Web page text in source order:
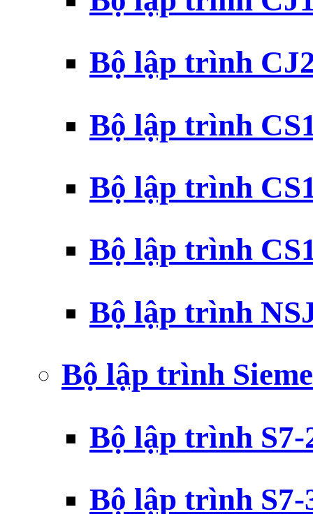
Bộ lập trình
Bộ lập trình
Bộ lập trình
Bộ lập trình
Bộ lập trình
Bộ lập trình
Bộ lập trình S7-
Bộ lập trình S7-